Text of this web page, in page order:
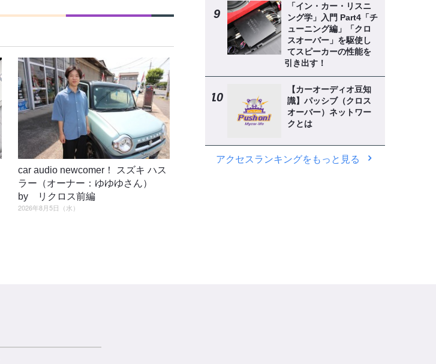
car audio newcomer！ スズキ ハス
ラー（オーナー：ゆゆゆさん）
by リクロス前編
2026年8月5日（水）
「イン・カー・リスニ
ング学」入門 Part4「チ
ューニング編」「クロ
スオーバー」を駆使し
てスピーカーの性能を
引き出す！
【カーオーディオ豆知
識】パッシブ（クロス
オーバー）ネットワー
クとは
アクセスランキングをもっと見る